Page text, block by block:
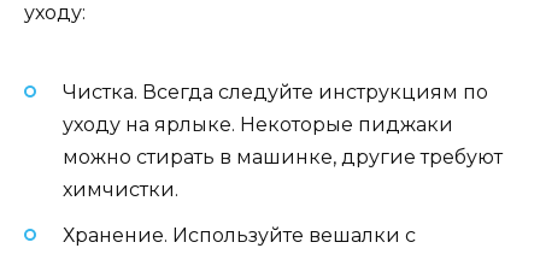
уходу:
Чистка. Всегда следуйте инструкциям по
уходу на ярлыке. Некоторые пиджаки
можно стирать в машинке, другие требуют
химчистки.
Хранение. Используйте вешалки с